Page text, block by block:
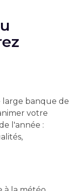
large banque de
votre
l'année :